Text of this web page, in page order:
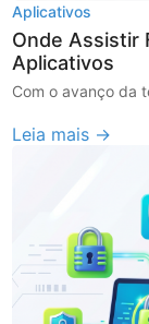
Aplicativos
Onde Assistir
Aplicativos
Com o avanço da
Leia mais →